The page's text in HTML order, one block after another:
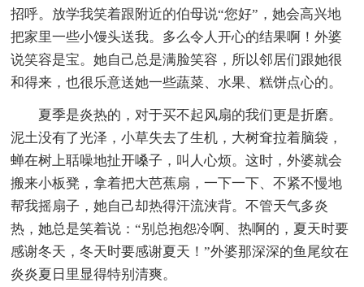
招呼。放学我笑着跟附近的伯母说“您好”，她会高兴地
把家里一些小馒头送我。多么令人开心的结果啊！外婆
说笑容是宝。她自己总是满脸笑容，所以邻居们跟她很
和得来，也很乐意送她一些蔬菜、水果、糕饼点心的。
夏季是炎热的，对于买不起风扇的我们更是折磨。
泥土没有了光泽，小草失去了生机，大树耷拉着脑袋，
蝉在树上聒噪地扯开嗓子，叫人心烦。这时，外婆就会
搬来小板凳，拿着把大芭蕉扇，一下一下、不紧不慢地
帮我摇扇子，她自己却热得汗流浃背。不管天气多炎
热，她总是笑着说：“别总抱怨冷啊、热啊的，夏天时要
感谢冬天，冬天时要感谢夏天！”外婆那深深的鱼尾纹在
炎炎夏日里显得特别清爽。